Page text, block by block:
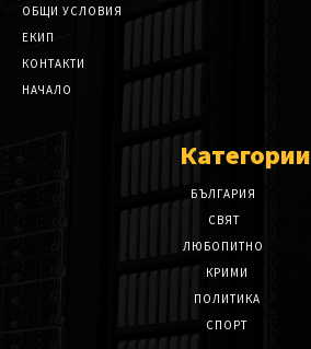
ОБЩИ УСЛОВИЯ
ЕКИП
КОНТАКТИ
НАЧАЛО
Категории
БЪЛГАРИЯ
СВЯТ
ЛЮБОПИТНО
КРИМИ
ПОЛИТИКА
СПОРТ